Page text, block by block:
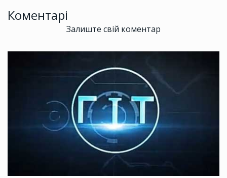
Коментарі
Залиште свій коментар